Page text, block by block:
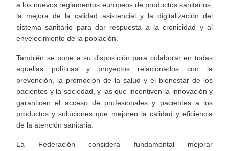
a los nuevos reglamentos europeos de productos sanitarios,
la mejora de la calidad asistencial y la digitalización del
sistema sanitario para dar respuesta a la cronicidad y al
envejecimiento de la población.
También se pone a su disposición para colaborar en todas
aquellas políticas y proyectos relacionados con la
prevención, la promoción de la salud y el bienestar de los
pacientes y la sociedad, y las que incentiven la innovación y
garanticen el acceso de profesionales y pacientes a los
productos y soluciones que mejoren la calidad y eficiencia
de la atención sanitaria.
La Federación considera fundamental mejorar